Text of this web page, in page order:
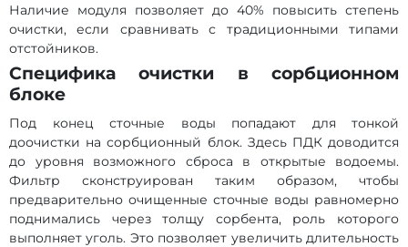
Наличие модуля позволяет до 40% повысить степень
очистки, если сравнивать с традиционными типами
отстойников.
Специфика очистки в сорбционном
блоке
Под конец сточные воды попадают для тонкой
доочистки на сорбционный блок. Здесь ПДК доводится
до уровня возможного сброса в открытые водоемы.
Фильтр сконструирован таким образом, чтобы
предварительно очищенные сточные воды равномерно
поднимались через толщу сорбента, роль которого
выполняет уголь. Это позволяет увеличить длительность